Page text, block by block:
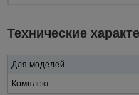
Технические
Для моделей
Комплект